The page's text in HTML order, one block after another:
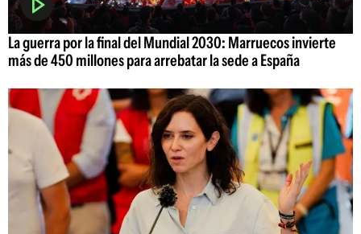
La guerra por la final del Mundial 2030: Marruecos invierte
más de 450 millones para arrebatar la sede a España